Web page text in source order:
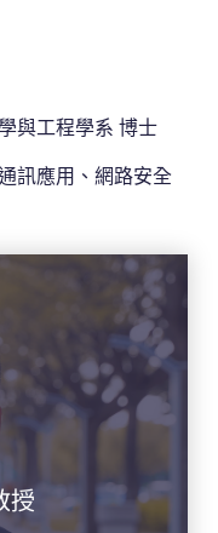
與工程學系 博士
訊應用、網路安全
授